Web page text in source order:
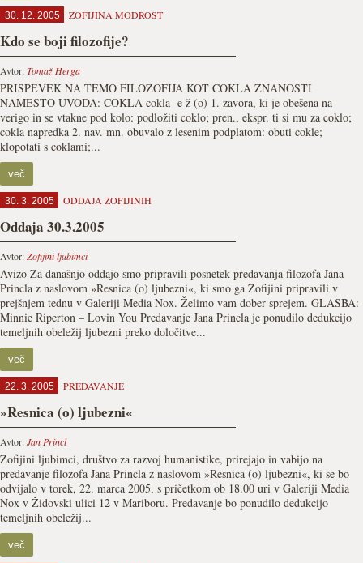
30. 12. 2005 ZOFIJINA MODROST
Kdo se boji filozofije?
Avtor:Tomaž Herga
PRISPEVEK NA TEMO FILOZOFIJA KOT COKLA ZNANOSTI
NAMESTO UVODA: COKLA cokla -e ž (o) 1. zavora, ki je obešena na
verigo in se vtakne pod kolo: podložiti coklo; pren., ekspr. ti si mu za coklo;
cokla napredka 2. nav. mn. obuvalo z lesenim podplatom: obuti cokle;
klopotati s coklami;...
več
30. 3. 2005 ODDAJA ZOFIJINIH
Oddaja 30.3.2005
Avtor:Zofijini ljubimci
Avizo Za današnjo oddajo smo pripravili posnetek predavanja filozofa Jana
Princla z naslovom »Resnica (o) ljubezni«, ki smo ga Zofijini pripravili v
prejšnjem tednu v Galeriji Media Nox. Želimo vam dober sprejem. GLASBA:
Minnie Riperton – Lovin You Predavanje Jana Princla je ponudilo dedukcijo
temeljnih obeležij ljubezni preko določitve...
več
22. 3. 2005 PREDAVANJE
»Resnica (o) ljubezni«
Avtor:Jan Princl
Zofijini ljubimci, društvo za razvoj humanistike, prirejajo in vabijo na
predavanje filozofa Jana Princla z naslovom »Resnica (o) ljubezni«, ki se bo
odvijalo v torek, 22. marca 2005, s pričetkom ob 18.00 uri v Galeriji Media
Nox v Židovski ulici 12 v Mariboru. Predavanje bo ponudilo dedukcijo
temeljnih obeležij...
več